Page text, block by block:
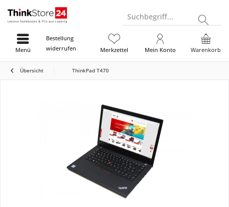
Suchbegriff...
Bestellung
widerrufen
Warenkorb
Merkzettel Mein Konto
Menü
Übersicht ThinkPad T470